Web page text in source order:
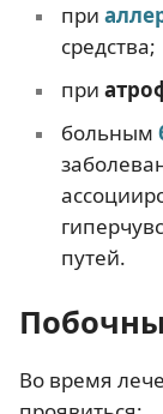
при
средства;
при
больным
путей.
Во время